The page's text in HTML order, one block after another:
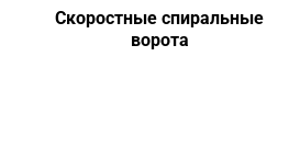
Скоростные спиральные
ворота